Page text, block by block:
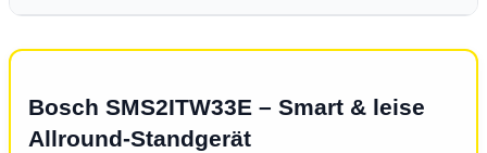
Bosch SMS2ITW33E – Smart & leise
Allround-Standgerät